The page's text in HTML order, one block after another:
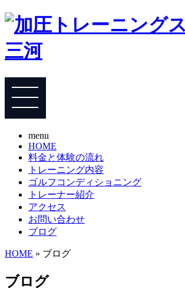
menu
HOME
料金と体験の流れ
トレーニング内容
ゴルフコンディショニング
トレーナー紹介
アクセス
お問い合わせ
ブログ
HOME » ブログ
ブログ